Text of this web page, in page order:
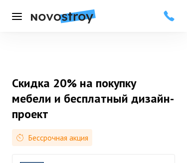
Меню
Скидка 20% на покупку
мебели и бесплатный дизайн-
проект
Бессрочная акция